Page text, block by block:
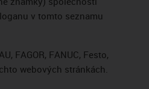
v tomto seznamu
FAGOR, FANUC, Festo,
webových stránkách.